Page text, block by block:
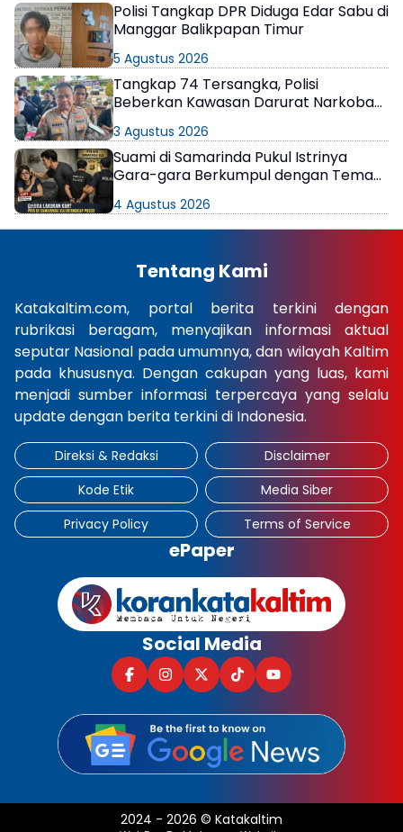
Polisi Tangkap DPR Diduga Edar Sabu di
Manggar Balikpapan Timur
5 Agustus 2026
Tangkap 74 Tersangka, Polisi
Beberkan Kawasan Darurat Narkoba
3 Agustus 2026
Suami di Samarinda Pukul Istrinya
Gara-gara Berkumpul dengan Teman
4 Agustus 2026
Tentang Kami
Katakaltim.com, portal berita terkini dengan
rubrikasi beragam, menyajikan informasi aktual
seputar Nasional pada umumnya, dan wilayah Kaltim
pada khususnya. Dengan cakupan yang luas, kami
menjadi sumber informasi terpercaya yang selalu
update dengan berita terkini di Indonesia.
Direksi & Redaksi
Disclaimer
Kode Etik
Media Siber
Privacy Policy
Terms of Service
ePaper
Social Media
2024 - 2026 © Katakaltim